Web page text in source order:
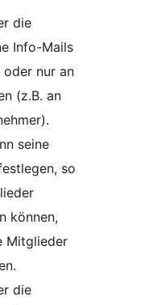
die
Info-Mails
oder nur an
(z.B. an
seine
so
können,
Mitglieder
die